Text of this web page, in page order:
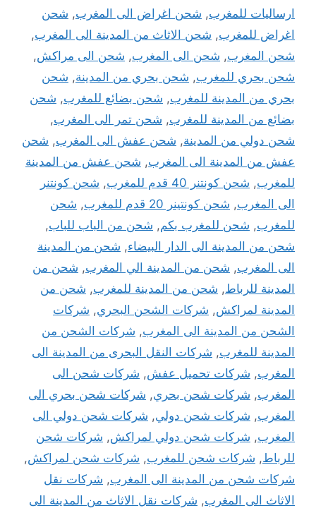
ارساليات للمغرب, شحن اغراض الى المغرب, شحن
اغراض للمغرب, شحن الاثاث من المدينة الى المغرب,
شحن المغرب, شحن الى المغرب, شحن الى مراكش,
شحن بحري للمغرب, شحن بحري من المدينة, شحن
بحري من المدينة للمغرب, شحن بضائع للمغرب, شحن
بضائع من المدينة للمغرب, شحن تمر الى المغرب,
شحن دولي من المدينة, شحن عفش الى المغرب, شحن
عفش من المدينة الى المغرب, شحن عفش من المدينة
للمغرب, شحن كونتنر 40 قدم للمغرب , شحن كونتنر
الى المغرب, شحن كونتينر 20 قدم للمغرب , شحن
للمغرب, شحن للمغرب بكم, شحن من الباب للباب,
شحن من المدينة الى الدار البيضاء, شحن من المدينة
الى المغرب, شحن من المدينة الي المغرب, شحن من
المدينة للرباط, شحن من المدينة للمغرب, شحن من
المدينة لمراكش, شركات الشحن البحري, شركات
الشحن من المدينة الى المغرب, شركات الشحن من
المدينة للمغرب, شركات النقل البحرى من المدينة الى
المغرب, شركات تحميل عفش, شركات شحن الى
المغرب, شركات شحن بحري, شركات شحن بحري الى
المغرب, شركات شحن دولي, شركات شحن دولي الى
المغرب, شركات شحن دولي لمراكش, شركات شحن
للرباط, شركات شحن للمغرب, شركات شحن لمراكش,
شركات شحن من المدينة الى المغرب, شركات نقل
الاثاث الى المغرب, شركات نقل الاثاث من المدينة الى